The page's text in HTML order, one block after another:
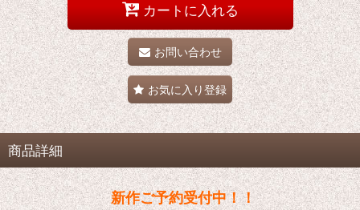
カートに入れる
お問い合わせ
お気に入り登録
商品詳細
新作ご予約受付中！！